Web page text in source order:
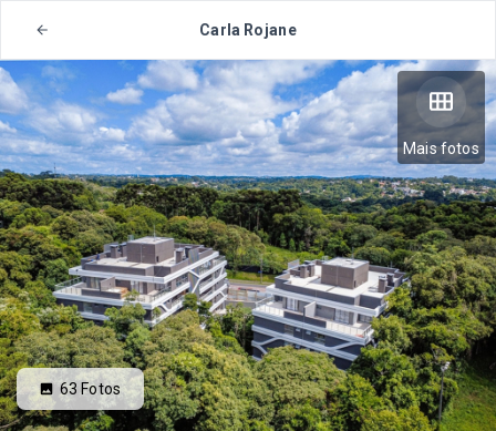
Carla Rojane
Mais fotos
63 Fotos